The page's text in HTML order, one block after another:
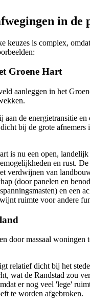
in
keuzes is complex,
Groene Hart
aanleggen in het
aan de energietransitie en
bij de grote afnemers
is nu een open,
en rust. De
verdwijnen van
(door panelen en
en een
ruimte voor andere
door massaal woningen
relatief dicht bij het
wat de Randstad zou
er nog veel 'lege'
te worden afgebroken.